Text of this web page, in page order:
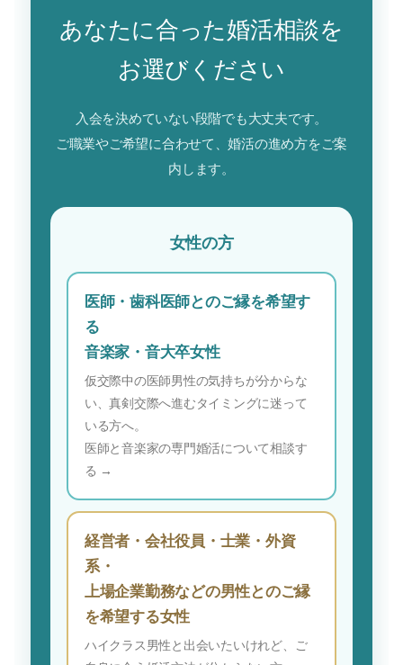
あなたに合った婚活相談を
お選びください
入会を決めていない段階でも大丈夫です。
ご職業やご希望に合わせて、婚活の進め方をご案
内します。
女性の方
医師・歯科医師とのご縁を希望す
る
音楽家・音大卒女性
仮交際中の医師男性の気持ちが分からな
い、真剣交際へ進むタイミングに迷って
いる方へ。
医師と音楽家の専門婚活について相談す
る →
経営者・会社役員・士業・外資
系・
上場企業勤務などの男性とのご縁
を希望する女性
ハイクラス男性と出会いたいけれど、ご